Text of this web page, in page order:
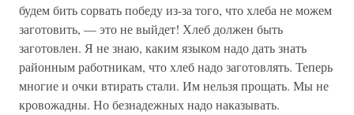
будем бить сорвать победу из-за того, что хлеба не можем
заготовить, — это не выйдет! Хлеб должен быть
заготовлен. Я не знаю, каким языком надо дать знать
районным работникам, что хлеб надо заготовлять. Теперь
многие и очки втирать стали. Им нельзя прощать. Мы не
кровожадны. Но безнадежных надо наказывать.